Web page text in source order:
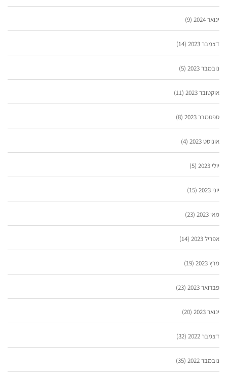
ינואר 2024 (9)
דצמבר 2023 (14)
נובמבר 2023 (5)
אוקטובר 2023 (11)
ספטמבר 2023 (8)
אוגוסט 2023 (4)
יולי 2023 (5)
יוני 2023 (15)
מאי 2023 (23)
אפריל 2023 (14)
מרץ 2023 (19)
פברואר 2023 (23)
ינואר 2023 (20)
דצמבר 2022 (32)
נובמבר 2022 (35)